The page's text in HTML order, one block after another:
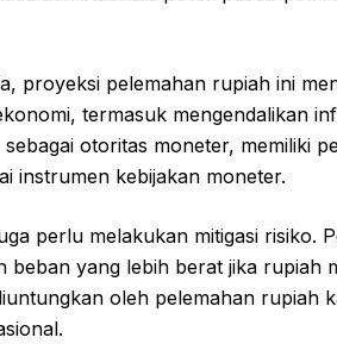
proyeksi pelemahan rupiah ini
termasuk mengendalikan
otoritas moneter, memiliki
instrumen kebijakan moneter.
perlu melakukan mitigasi risiko.
beban yang lebih berat jika rupiah
oleh pelemahan rupiah